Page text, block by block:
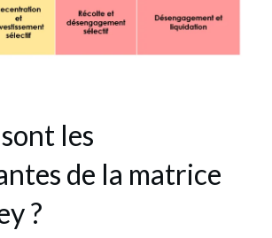
les
de la matrice
?